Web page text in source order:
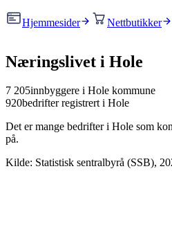
Hjemmesider Nettbutikker
Næringslivet i Hole
7 205innbyggere i Hole kommune
920bedrifter registrert i Hole
Det er mange bedrifter i Hole som
på.
Kilde: Statistisk sentralbyrå (SSB),